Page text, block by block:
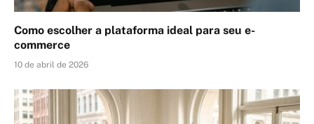
Como escolher a plataforma ideal para seu e-
commerce
10 de abril de 2026